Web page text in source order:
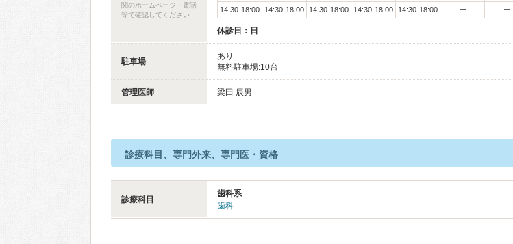
関のホームページ・電話
等で確認してください
14:30-18:00
14:30-18:00 14:30-18:00 14:30-18:00 14:30-18:00 ー ー
休診日：日
駐車場
あり
無料駐車場:10台
管理医師 梁田 辰男
診療科目、専門外来、専門医・資格
診療科目
歯科系
歯科